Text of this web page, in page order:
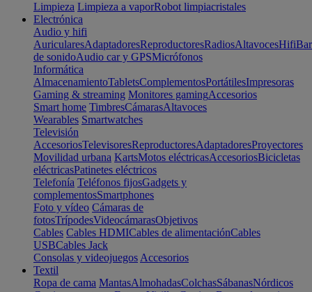
Limpieza Limpieza a vaporRobot limpiacristales
Electrónica
Audio y hifi
AuricularesAdaptadoresReproductoresRadiosAltavocesHifi
de sonidoAudio car y GPSMicrófonos
Informática
AlmacenamientoTabletsComplementosPortátilesImpresoras
Gaming & streaming Monitores gamingAccesorios
Smart home TimbresCámarasAltavoces
Wearables Smartwatches
Televisión
AccesoriosTelevisoresReproductoresAdaptadoresProyectores
Movilidad urbana KartsMotos eléctricasAccesoriosBicicletas
eléctricasPatinetes eléctricos
Telefonía Teléfonos fijosGadgets y
complementosSmartphones
Foto y vídeo Cámaras de
fotosTrípodesVideocámarasObjetivos
Cables Cables HDMICables de alimentaciónCables
USBCables Jack
Consolas y videojuegos Accesorios
Textil
Ropa de cama MantasAlmohadasColchasSábanasNórdicos